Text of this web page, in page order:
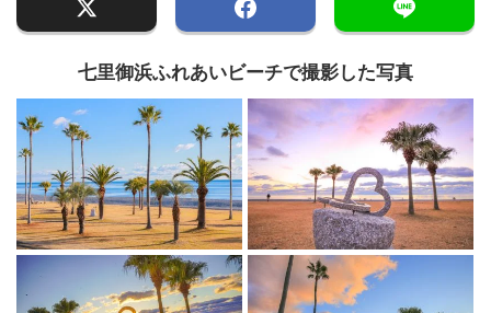
七里御浜ふれあいビーチで撮影した写真